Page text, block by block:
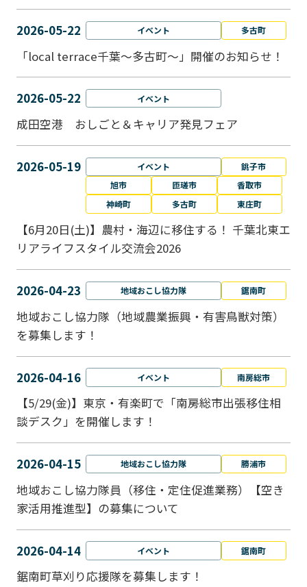
2026-05-22 イベント 多古町
「local terrace千葉～多古町～」開催のお知らせ！
2026-05-22 イベント
成田空港 おしごと＆キャリア発見フェア
2026-05-19 イベント
銚子市
旭市
匝瑳市
香取市
神崎町
多古町 東庄町
【6月20日(土)】農村・海辺に移住する！ 千葉北東エ
リアライフスタイル交流会2026
2026-04-23 地域おこし協力隊 鋸南町
地域おこし協力隊（地域農業振興・有害鳥獣対策）
を募集します！
2026-04-16 イベント 南房総市
【5/29(金)】東京・有楽町で「南房総市出張移住相
談デスク」を開催します！
2026-04-15 地域おこし協力隊 勝浦市
地域おこし協力隊員（移住・定住促進業務）【空き
家活用推進型】の募集について
2026-04-14 イベント 鋸南町
鋸南町草刈り応援隊を募集します！